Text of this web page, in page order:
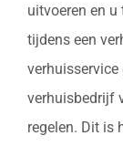
uitvoeren en
tijdens een
verhuisbedrijf
regelen. Dit is